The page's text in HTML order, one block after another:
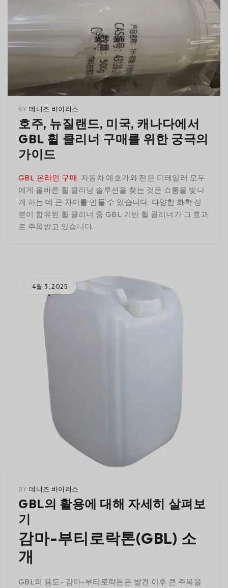
BY 데니즈 바이러스
호주, 뉴질랜드, 미국, 캐나다에서
GBL 휠 클리너 구매를 위한 궁극의
가이드
GBL 온라인 구매. 자동차 애호가와 전문 디테일러 모두
에게 올바른 휠 클리닝 솔루션을 찾는 것은 쇼룸을 빛나
게 하는 데 큰 차이를 만들 수 있습니다. 다양한 화학 성
분이 함유된 휠 클리너 중 GBL 기반 휠 클리너가 그 효과
로 주목받고 있습니다.
4월 3, 2025
BY 데니즈 바이러스
GBL의 활용에 대해 자세히 살펴보
기
감마-부티로락톤(GBL) 소
개
GBL의 용도- 감마-부티로락톤은 발견 이후 큰 주목을